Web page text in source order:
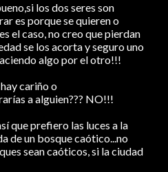
los dos seres son
es porque se quieren o
el caso, no creo que pierdan
se los acorta y seguro uno
algo por el otro!!!
cariño o
a alguien??? NO!!!
que prefiero las luces a la
de un bosque caótico...no
sean caóticos, si la ciudad